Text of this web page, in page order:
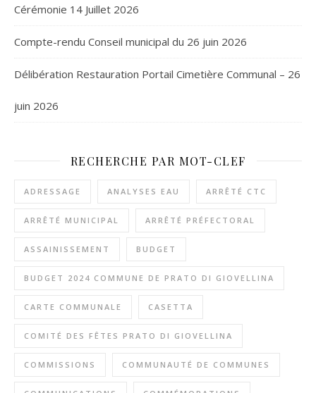
Cérémonie 14 Juillet 2026
Compte-rendu Conseil municipal du 26 juin 2026
Délibération Restauration Portail Cimetière Communal – 26
juin 2026
RECHERCHE PAR MOT-CLEF
ADRESSAGE ANALYSES EAU ARRÊTÉ CTC
ARRÊTÉ MUNICIPAL ARRÊTÉ PRÉFECTORAL
ASSAINISSEMENT BUDGET
BUDGET 2024 COMMUNE DE PRATO DI GIOVELLINA
CARTE COMMUNALE CASETTA
COMITÉ DES FÊTES PRATO DI GIOVELLINA
COMMISSIONS COMMUNAUTÉ DE COMMUNES